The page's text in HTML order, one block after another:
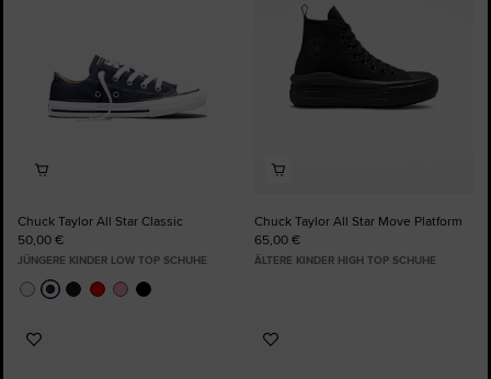
Chuck Taylor All Star Classic
50,00 €
JÜNGERE KINDER LOW TOP SCHUHE
Chuck Taylor All Star Move Platform
65,00 €
ÄLTERE KINDER HIGH TOP SCHUHE
Zu
Zu